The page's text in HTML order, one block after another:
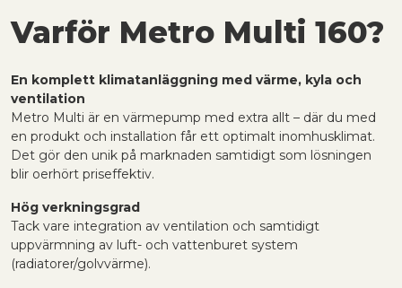
Varför Metro Multi 160?
En komplett klimatanläggning med värme, kyla och
ventilation
Metro Multi är en värmepump med extra allt – där du med
en produkt och installation får ett optimalt inomhusklimat.
Det gör den unik på marknaden samtidigt som lösningen
blir oerhört priseffektiv.
Hög verkningsgrad
Tack vare integration av ventilation och samtidigt
uppvärmning av luft- och vattenburet system
(radiatorer/golvvärme).